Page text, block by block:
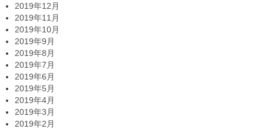
2019年12月
2019年11月
2019年10月
2019年9月
2019年8月
2019年7月
2019年6月
2019年5月
2019年4月
2019年3月
2019年2月